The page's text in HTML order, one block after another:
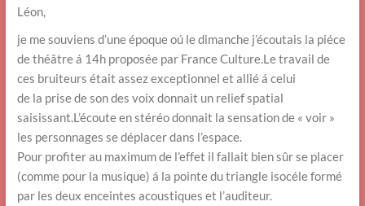
Léon,
je me souviens d’une époque oú le dimanche j’écoutais la piéce
de théâtre á 14h proposée par France Culture.Le travail de
ces bruiteurs était assez exceptionnel et allié á celui
de la prise de son des voix donnait un relief spatial
saisissant.L’écoute en stéréo donnait la sensation de « voir »
les personnages se déplacer dans l’espace.
Pour profiter au maximum de l’effet il fallait bien sûr se placer
(comme pour la musique) á la pointe du triangle isocéle formé
par les deux enceintes acoustiques et l’auditeur.